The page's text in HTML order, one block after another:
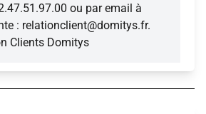
ou par email à
: relationclient@domitys.fr.
Clients Domitys